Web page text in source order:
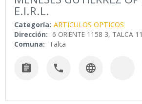
E.I.R.L.
Categoría: ARTICULOS OPTICOS
Dirección: 6 ORIENTE 1158 3, TALCA
Comuna: Talca
  